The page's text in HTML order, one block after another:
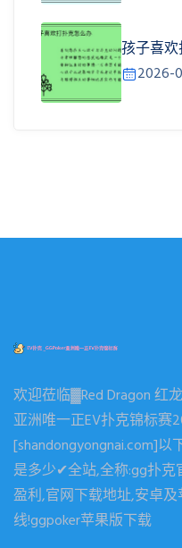
孩子喜
2026-
欢迎莅临▓Red Dragon 红
亚洲唯一正EV扑克锦标赛
[shandongyongnai.com]
是多少✔全站,全称:gg扑克
盈利,官网下载地址,安卓
线!ggpoker苹果版下载